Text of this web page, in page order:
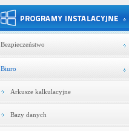
Bezpieczeństwo
Biuro
Arkusze kalkulacyjne
Bazy danych